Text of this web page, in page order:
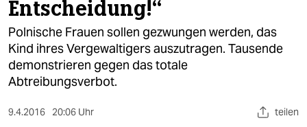
öko
gesellschaft
kultur
sport
Entscheidung!“
Polnische Frauen sollen gezwungen werden, das
Kind ihres Vergewaltigers auszutragen. Tausende
demonstrieren gegen das totale
Abtreibungsverbot.
9.4.2016 20:06 Uhr teilen